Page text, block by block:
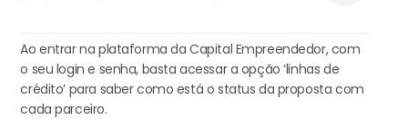
Ao entrar na plataforma da Capital Empreendedor, com
o seu login e senha, basta acessar a opção ‘linhas de
crédito’ para saber como está o status da proposta com
cada parceiro.